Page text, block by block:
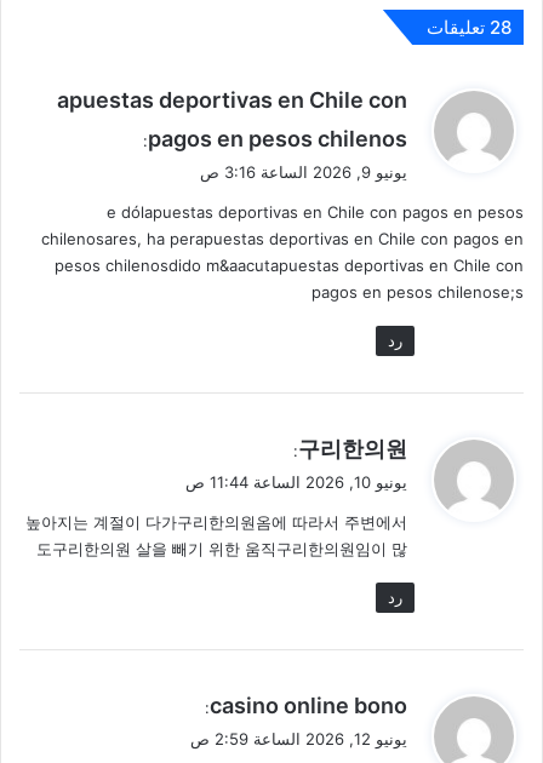
‫28 تعليقات
ي
و
ل
apuestas deportivas en Chile con
pagos en pesos chilenos
:
يونيو 9, 2026 الساعة 3:16 ص
e dólapuestas deportivas en Chile con pagos en pesos
chilenosares, ha perapuestas deportivas en Chile con pagos en
pesos chilenosdido m&aacutapuestas deportivas en Chile con
pagos en pesos chilenose;s
رد
ي
ل
구리한의원
:
يونيو 10, 2026 الساعة 11:44 ص
높아지는 계절이 다가구리한의원옴에 따라서 주변에서
도구리한의원 살을 빼기 위한 움직구리한의원임이 많
رد
ي
casino online bono
:
يونيو 12, 2026 الساعة 2:59 ص